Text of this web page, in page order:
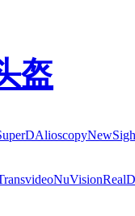
盔
Alioscopy
NuVisionRealD